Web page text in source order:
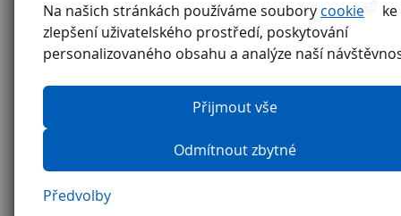
Na našich stránkách používáme soubory cookie
ke
zlepšení uživatelského prostředí, poskytování
personalizovaného obsahu a analýze naší
Přijmout vše
Odmítnout zbytné
Předvolby